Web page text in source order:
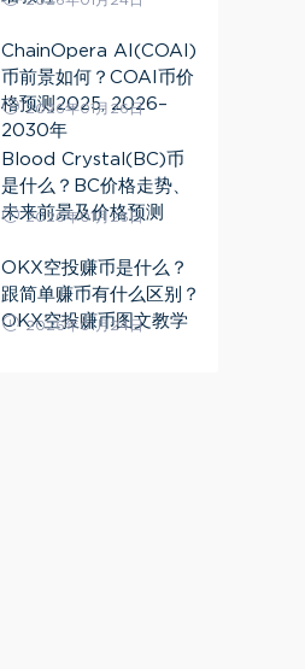
ChainOpera AI(COAI)
币前景如何？COAI币价
格预测2025, 2026–
2030年
2026年01月26日
Blood Crystal(BC)币
是什么？BC价格走势、
未来前景及价格预测
2026年01月26日
OKX空投赚币是什么？
跟简单赚币有什么区别？
OKX空投赚币图文教学
2026年01月24日